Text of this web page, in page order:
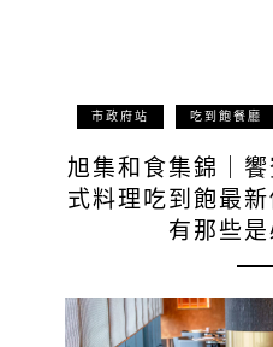
市政府站 吃到飽餐廳
旭集和食集錦｜
式料理吃到飽最
有那些是